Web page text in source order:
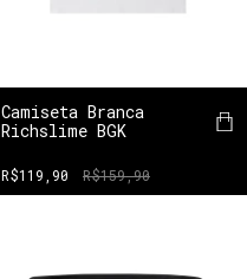
Camiseta Branca
Richslime BGK
R$119,90 R$159,90